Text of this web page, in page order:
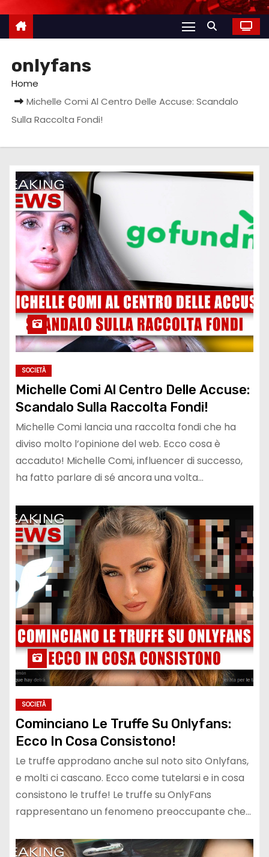
onlyfans
Home
Michelle Comi Al Centro Delle Accuse: Scandalo
Sulla Raccolta Fondi!
SOCIETÀ
Michelle Comi Al Centro Delle Accuse:
Scandalo Sulla Raccolta Fondi!
Michelle Comi lancia una raccolta fondi che ha
diviso molto l’opinione del web. Ecco cosa è
accaduto! Michelle Comi, influencer di successo,
ha fatto parlare di sé ancora una volta…
SOCIETÀ
Cominciano Le Truffe Su Onlyfans:
Ecco In Cosa Consistono!
Le truffe approdano anche sul noto sito Onlyfans,
e molti ci cascano. Ecco come tutelarsi e in cosa
consistono le truffe! Le truffe su OnlyFans
rappresentano un fenomeno preoccupante che…